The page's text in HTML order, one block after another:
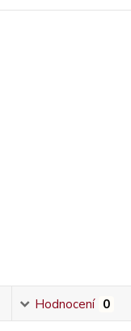
Hodnocení 0